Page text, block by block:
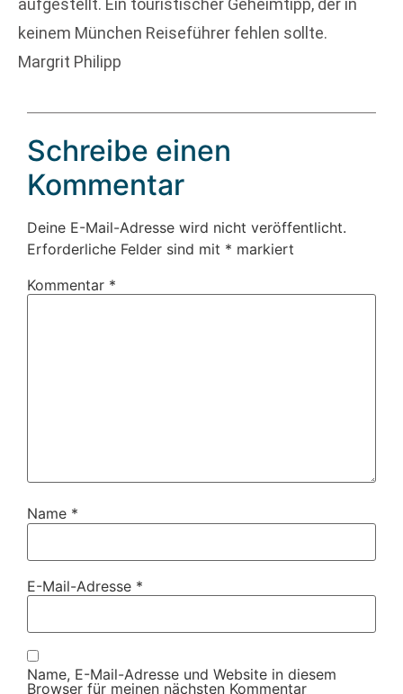
aufgestellt. Ein touristischer Geheimtipp, der in
keinem München Reiseführer fehlen sollte.
Margrit Philipp
Schreibe einen
Kommentar
Deine E-Mail-Adresse wird nicht veröffentlicht.
Erforderliche Felder sind mit * markiert
Kommentar *
Name *
E-Mail-Adresse *
Name, E-Mail-Adresse und Website in diesem
Browser für meinen nächsten Kommentar